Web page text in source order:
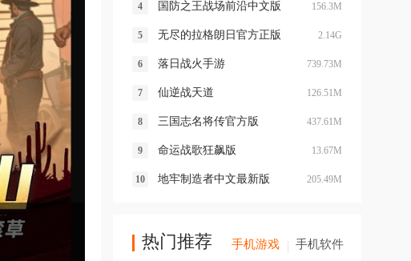
国防之王战场前沿中文版 156.3M
无尽的拉格朗日官方正版 2.14G
落日战火手游 739.73M
仙逆战天道 126.51M
三国志名将传官方版 437.61M
命运战歌狂飙版 13.67M
地牢制造者中文最新版 205.49M
热门推荐 手机游戏 手机软件